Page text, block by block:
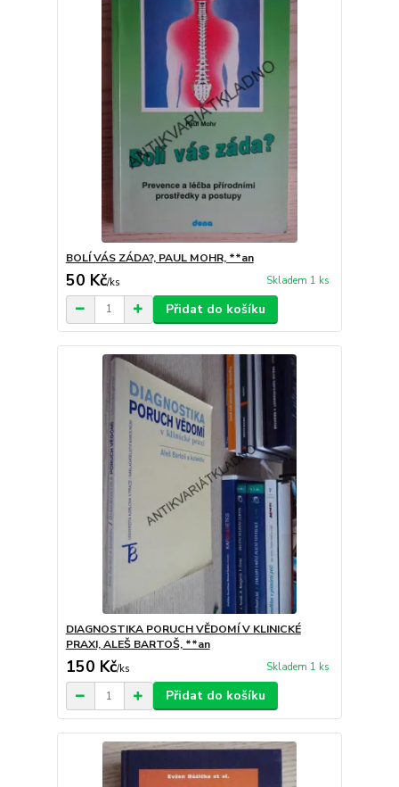
BOLÍ VÁS ZÁDA?, PAUL MOHR, **an
50 Kč/ks Skladem 1 ks
Přidat do košíku
DIAGNOSTIKA PORUCH VĚDOMÍ V KLINICKÉ
PRAXI, ALEŠ BARTOŠ, **an
150 Kč/ks Skladem 1 ks
Přidat do košíku